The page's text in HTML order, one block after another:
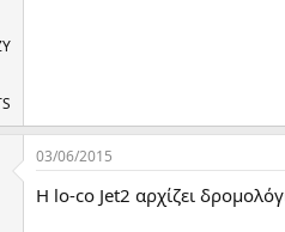
03/06/2015
H lo-co Jet2 αρχίζει